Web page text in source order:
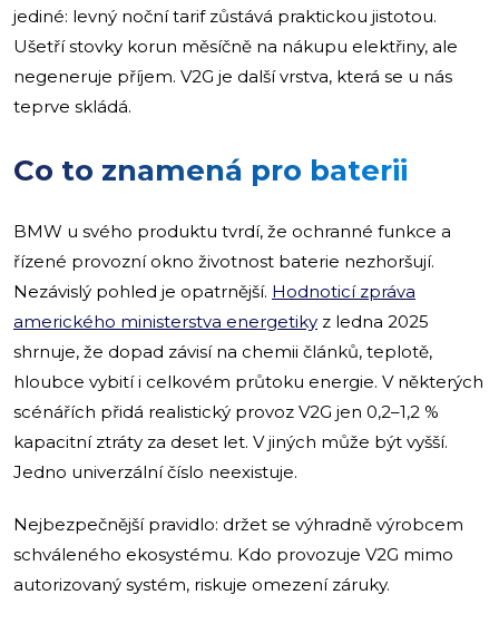
jediné: levný noční tarif zůstává praktickou jistotou.
Ušetří stovky korun měsíčně na nákupu elektřiny, ale
negeneruje příjem. V2G je další vrstva, která se u nás
teprve skládá.
Co to znamená pro baterii
BMW u svého produktu tvrdí, že ochranné funkce a
řízené provozní okno životnost baterie nezhoršují.
Nezávislý pohled je opatrnější. Hodnoticí zpráva
amerického ministerstva energetiky z ledna 2025
shrnuje, že dopad závisí na chemii článků, teplotě,
hloubce vybití i celkovém průtoku energie. V některých
scénářích přidá realistický provoz V2G jen 0,2–1,2 %
kapacitní ztráty za deset let. V jiných může být vyšší.
Jedno univerzální číslo neexistuje.
Nejbezpečnější pravidlo: držet se výhradně výrobcem
schváleného ekosystému. Kdo provozuje V2G mimo
autorizovaný systém, riskuje omezení záruky.